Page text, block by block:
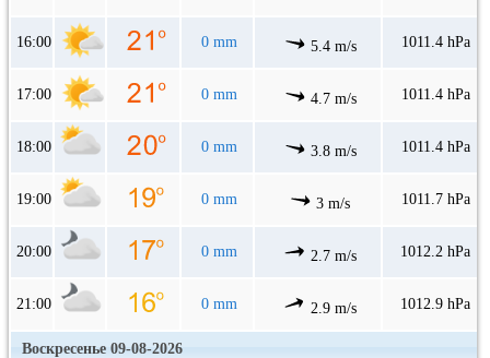
16:00 0 mm 5.4 m/s 1011.4 hPa
17:00 0 mm 4.7 m/s 1011.4 hPa
18:00 0 mm 3.8 m/s 1011.4 hPa
19:00 0 mm 3 m/s 1011.7 hPa
20:00 0 mm 2.7 m/s 1012.2 hPa
21:00 0 mm 2.9 m/s 1012.9 hPa
Воскресенье 09-08-2026